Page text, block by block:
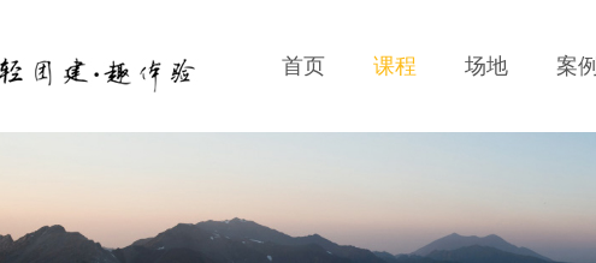
首页 课程 场地 案例